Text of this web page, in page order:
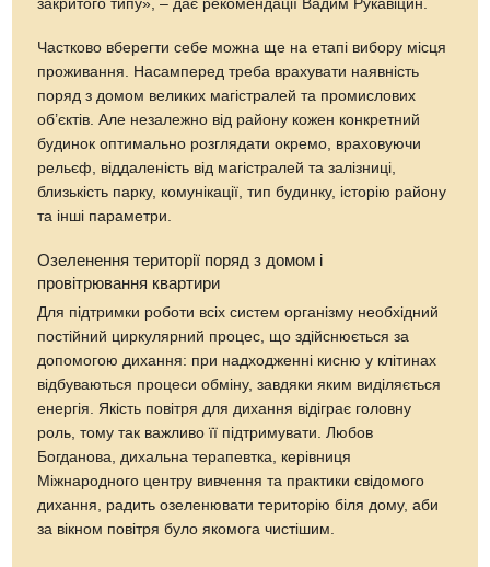
закритого типу», – дає рекомендації Вадим Рукавіцин.
Частково вберегти себе можна ще на етапі вибору місця
проживання. Насамперед треба врахувати наявність
поряд з домом великих магістралей та промислових
об’єктів. Але незалежно від району кожен конкретний
будинок оптимально розглядати окремо, враховуючи
рельєф, віддаленість від магістралей та залізниці,
близькість парку, комунікації, тип будинку, історію району
та інші параметри.
Озеленення території поряд з домом і
провітрювання квартири
Для підтримки роботи всіх систем організму необхідний
постійний циркулярний процес, що здійснюється за
допомогою дихання: при надходженні кисню у клітинах
відбуваються процеси обміну, завдяки яким виділяється
енергія. Якість повітря для дихання відіграє головну
роль, тому так важливо її підтримувати. Любов
Богданова, дихальна терапевтка, керівниця
Міжнародного центру вивчення та практики свідомого
дихання, радить озеленювати територію біля дому, аби
за вікном повітря було якомога чистішим.